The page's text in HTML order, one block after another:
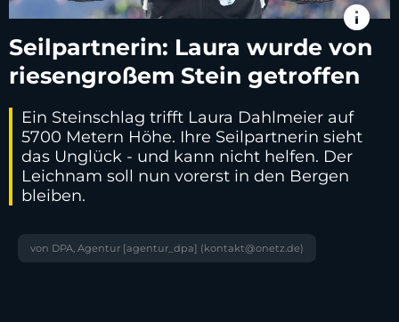
info
Seilpartnerin: Laura wurde von
riesengroßem Stein getroffen
Ein Steinschlag trifft Laura Dahlmeier auf
5700 Metern Höhe. Ihre Seilpartnerin sieht
das Unglück - und kann nicht helfen. Der
Leichnam soll nun vorerst in den Bergen
bleiben.
von DPA, Agentur [agentur_dpa] (kontakt@onetz.de)